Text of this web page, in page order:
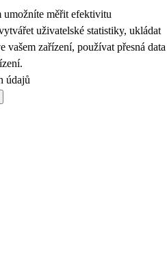
umožníte měřit efektivitu
uživatelské statistiky, ukládat
zařízení, používat přesná data
údajů